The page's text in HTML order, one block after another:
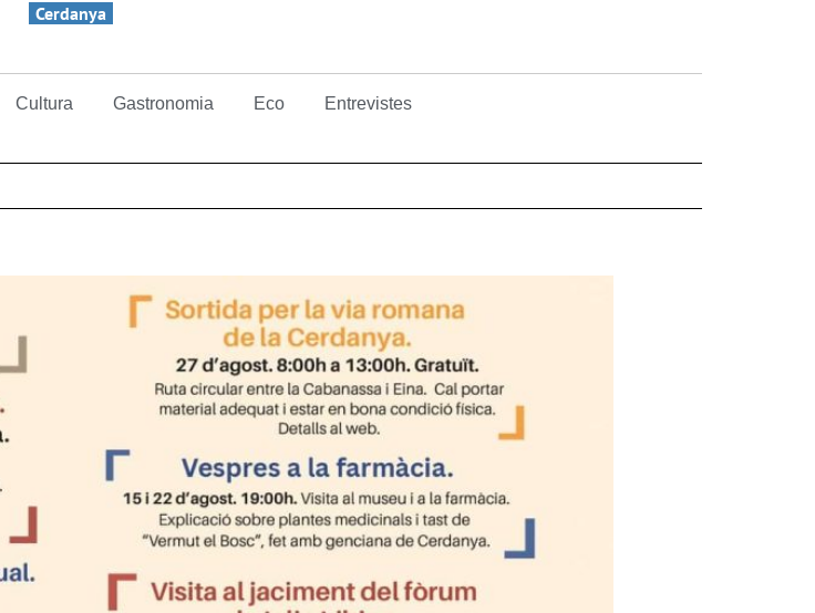
Cerdanya
Cultura Gastronomia Eco
Entrevistes